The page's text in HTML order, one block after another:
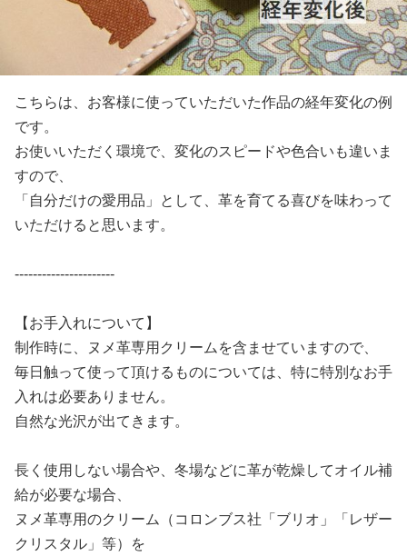
こちらは、お客様に使っていただいた作品の経年変化の例
です。
お使いいただく環境で、変化のスピードや色合いも違いま
すので、
「自分だけの愛用品」として、革を育てる喜びを味わって
いただけると思います。
----------------------
【お手入れについて】
制作時に、ヌメ革専用クリームを含ませていますので、
毎日触って使って頂けるものについては、特に特別なお手
入れは必要ありません。
自然な光沢が出てきます。
長く使用しない場合や、冬場などに革が乾燥してオイル補
給が必要な場合、
ヌメ革専用のクリーム（コロンブス社「ブリオ」「レザー
クリスタル」等）を